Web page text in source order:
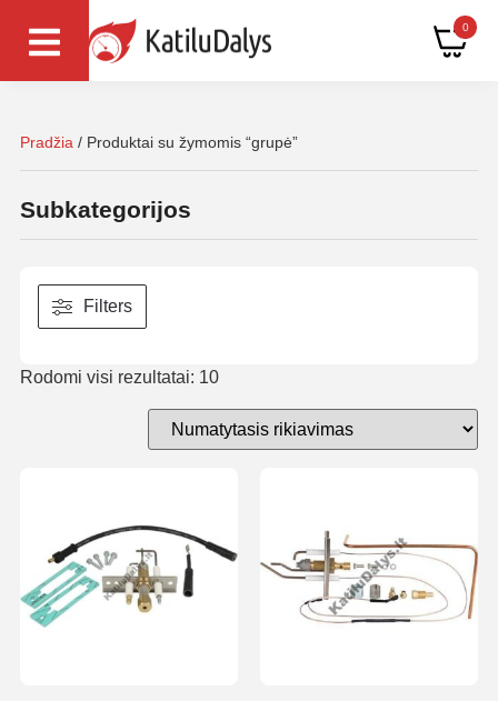
0
Pradžia / Produktai su žymomis “grupė”
Subkategorijos
Filters
Rodomi visi rezultatai: 10